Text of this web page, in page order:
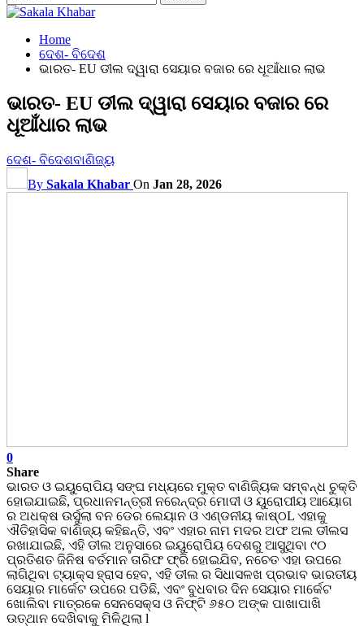
Home
ଦେଶ- ବିଦେଶ
ଭାରତ- EU ଡୀଲ ଦ୍ୱାରା ସେୟାର ବଜାର ରେ ଧୂଆଁଧାର ଲାଭ
ଭାରତ- EU ଡୀଲ ଦ୍ୱାରା ସେୟାର ବଜାର ରେ
ଧୂଆଁଧାର ଲାଭ
ଦେଶ- ବିଦେଶବାଣିଜ୍ୟ
By Sakala Khabar On Jan 28, 2026
0
Share
ଭାରତ ଓ ଇୟୁରୋପିୟ ସଙ୍ଘ ମଧ୍ୟରେ ମୁକ୍ତ ବାଣିଜ୍ୟିକ ସମ୍ବନ୍ଧ ଚୁକ୍ତି
ହୋଇଯାଇଛି, ପ୍ରଧାନମନ୍ତ୍ରୀ ନରେନ୍ଦ୍ର ମୋଦୀ ଓ ୟୁରୋପୀୟ ଆୟୋଗ
ର ଅଧକ୍ଷ ଉର୍ସୁଲା ବନ ଡେର ଲେୟାନ ଓ ଏଣ୍ଡନୀୟ କାଷ୍ଠL ଏହାକୁ
ଐତିହାସିକ ବାଣିଜ୍ୟ କହିଛନ୍ତି, ଏବଂ ଏହାର ନାମ ମଦର ଅଫ ଅଲ ଡୀଲସ
ରଖାଯାଇଛି, ଏହି ଡୀଲ ଅନୁସାରେ ଇୟୁରୋପିୟ ଦେଶରୁ ଆସୁଥିବା ୯୦
ପ୍ରତିଶତ ଜିନିଷ ବର୍ତମାନ ତାରିଫ ଫ୍ରି ହୋଇଯିବ, ନଚେତ ଏହା ଉପରେ
ଲାଗିଥିବା ଟ୍ୟାକ୍ସ ହ୍ରାସ ହେବ, ଏହି ଡୀଲ ର ସିଧାସଳଖ ପ୍ରଭାବ ଭାରତୀୟ
ସେୟାର ମାର୍କେଟ ଉପରେ ପଡିଛି, ଏବଂ ବୁଧବାର ଦିନ ସେୟାର ମାର୍କେଟ
ଖୋଲିବା ମାତ୍ରକେ ସେନସେକ୍ସ ଓ ନିଫ୍ଟି ୬୫୦ ଅଙ୍କ ପାଖାପାଖି
ଉତ୍ଥାନ ଦେଖିବାକୁ ମିଳିଥିଲା l